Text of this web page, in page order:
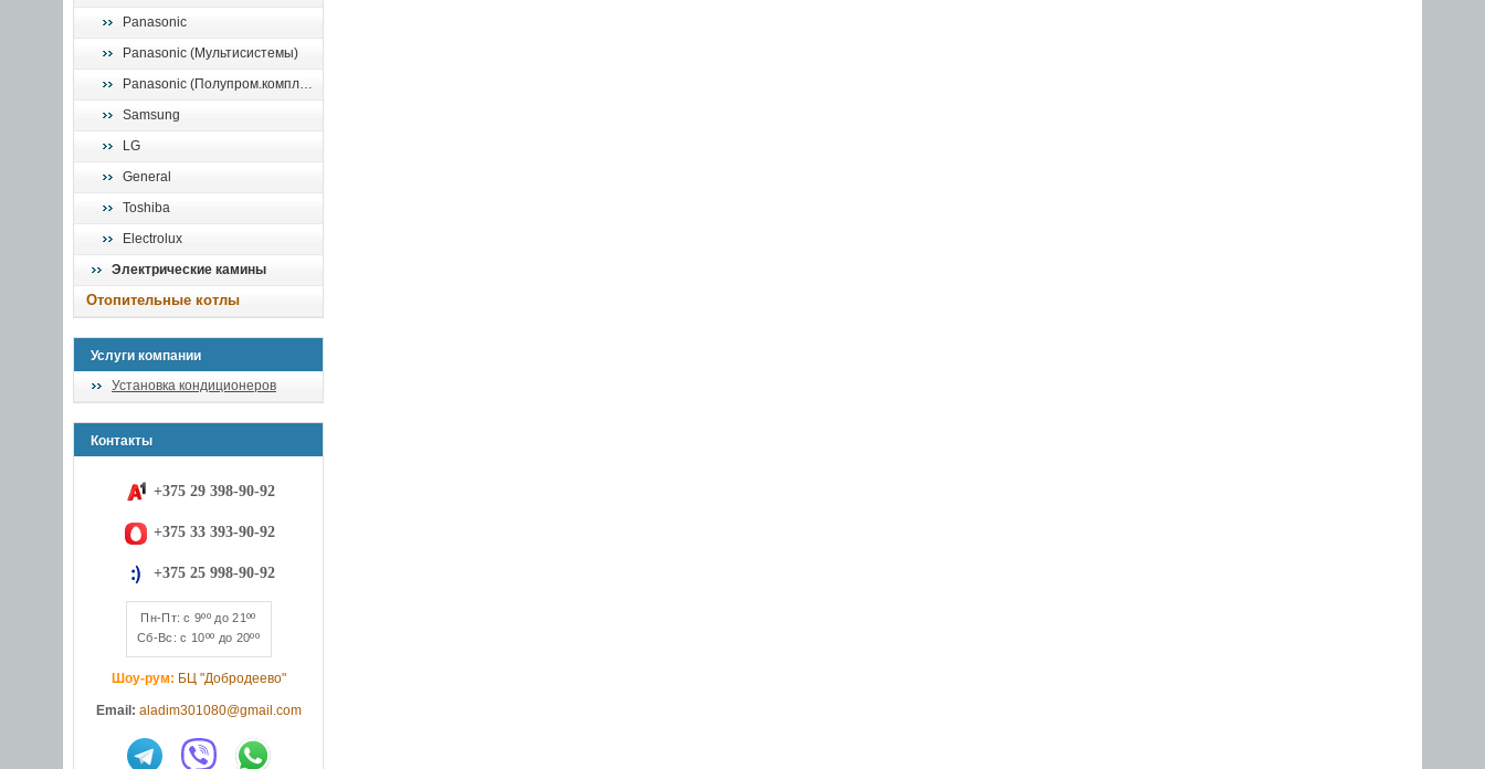
Panasonic
Panasonic (Мультисистемы)
Panasonic (Полупром.комплекты)
Samsung
LG
General
Toshiba
Electrolux
Электрические камины
Отопительные котлы
Услуги компании
Установка кондиционеров
Контакты
+375 29 398-90-92
+375 33 393-90-92
+375 25 998-90-92
Пн-Пт: с 9ºº до 21ºº
Сб-Вс: с 10ºº до 20ºº
Шоу-рум: БЦ "Добродеево"
Email: aladim301080@gmail.com